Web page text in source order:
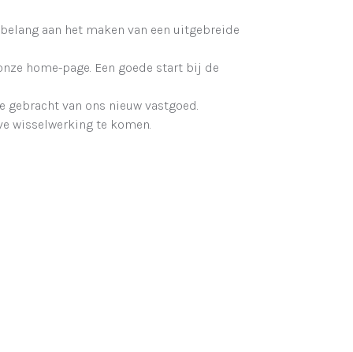
aan het maken van een uitgebreide
home-page. Een goede start bij de
van ons nieuw vastgoed.
wisselwerking te komen.